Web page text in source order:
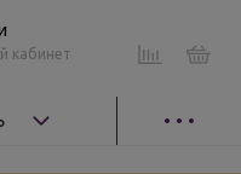
кабинет